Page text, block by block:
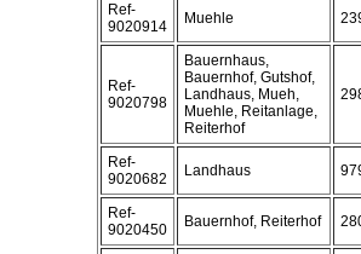
Ref-
9020914
Muehle
Ref-
9020798
Bauernhaus,
Bauernhof, Gutshof,
Landhaus, Mueh,
Muehle, Reitanlage,
Reiterhof
Ref-
9020682
Landhaus
Ref-
9020450
Bauernhof, Reiterhof